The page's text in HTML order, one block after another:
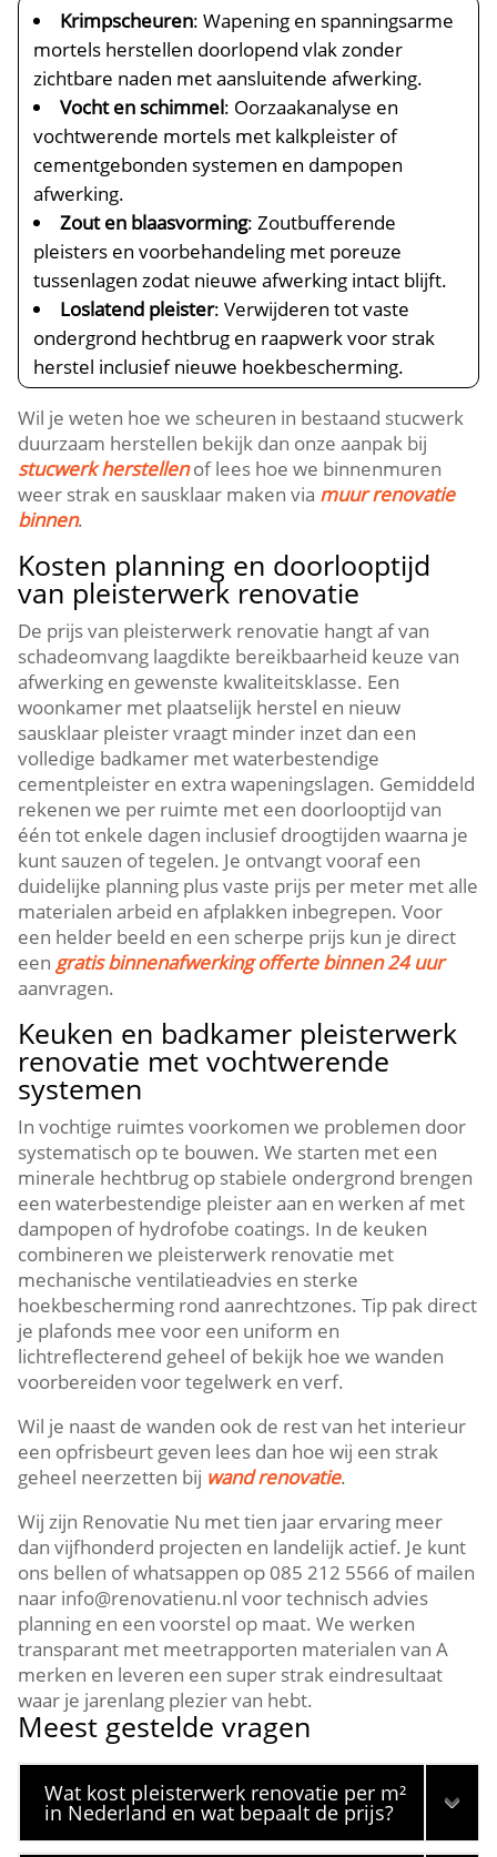
Krimpscheuren: Wapening en spanningsarme
mortels herstellen doorlopend vlak zonder
zichtbare naden met aansluitende afwerking.​
Vocht en schimmel: Oorzaakanalyse en
vochtwerende mortels met kalkpleister of
cementgebonden systemen en dampopen
afwerking.​
Zout en blaasvorming: Zoutbufferende
pleisters en voorbehandeling met poreuze
tussenlagen zodat nieuwe afwerking intact blijft.​
Loslatend pleister: Verwijderen tot vaste
ondergrond hechtbrug en raapwerk voor strak
herstel inclusief nieuwe hoekbescherming.​
Wil je weten hoe we scheuren in bestaand stucwerk
duurzaam herstellen bekijk dan onze aanpak bij
stucwerk herstellenof lees hoe we binnenmuren
weer strak en sausklaar maken via muur renovatie
binnen.​
Kosten planning en doorlooptijd
van pleisterwerk renovatie
De prijs van pleisterwerk renovatie hangt af van
schadeomvang laagdikte bereikbaarheid keuze van
afwerking en gewenste kwaliteitsklasse.​ Een
woonkamer met plaatselijk herstel en nieuw
sausklaar pleister vraagt minder inzet dan een
volledige badkamer met waterbestendige
cementpleister en extra wapeningslagen.​ Gemiddeld
rekenen we per ruimte met een doorlooptijd van
één tot enkele dagen inclusief droogtijden waarna je
kunt sauzen of tegelen.​ Je ontvangt vooraf een
duidelijke planning plus vaste prijs per meter met alle
materialen arbeid en afplakken inbegrepen.​ Voor
een helder beeld en een scherpe prijs kun je direct
eengratis binnenafwerking offerte binnen 24 uur
aanvragen.​
Keuken en badkamer pleisterwerk
renovatie met vochtwerende
systemen
In vochtige ruimtes voorkomen we problemen door
systematisch op te bouwen.​ We starten met een
minerale hechtbrug op stabiele ondergrond brengen
een waterbestendige pleister aan en werken af met
dampopen of hydrofobe coatings.​ In de keuken
combineren we pleisterwerk renovatie met
mechanische ventilatieadvies en sterke
hoekbescherming rond aanrechtzones.​ Tip pak direct
je plafonds mee voor een uniform en
lichtreflecterend geheel of bekijk hoe we wanden
voorbereiden voor tegelwerk en verf.​
Wil je naast de wanden ook de rest van het interieur
een opfrisbeurt geven lees dan hoe wij een strak
geheel neerzetten bij wand renovatie.​
Wij zijn Renovatie Nu met tien jaar ervaring meer
dan vijfhonderd projecten en landelijk actief.​ Je kunt
ons bellen of whatsappen op 085 212 5566 of mailen
naar info@renovatienu.​nl voor technisch advies
planning en een voorstel op maat.​ We werken
transparant met meetrapporten materialen van A
merken en leveren een super strak eindresultaat
waar je jarenlang plezier van hebt.​
Meest gestelde vragen
Wat kost pleisterwerk renovatie per m²
in Nederland en wat bepaalt de prijs?